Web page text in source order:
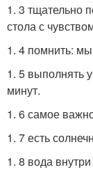
1. 3 тщательно
стола с
1. 4 помнить: мы
1. 5 выполнять
минут.
1. 6 самое
1. 7 есть
1. 8 вода